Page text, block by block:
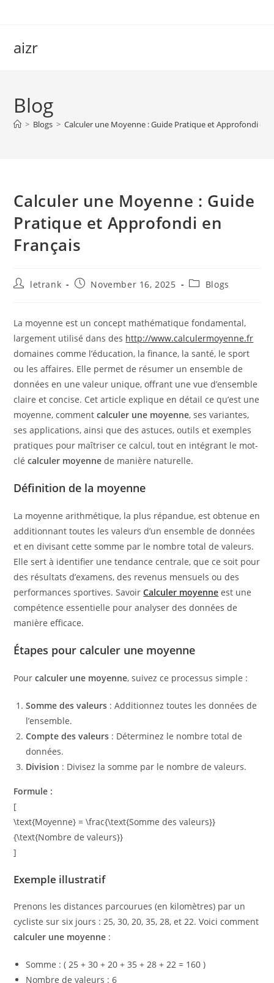
aizr
Blog
> Blogs > Calculer une Moyenne : Guide Pratique et Approfondi en
Calculer une Moyenne : Guide
Pratique et Approfondi en
Français
Postletrank
PostNovember 16, 2025
PostBlogs
La moyenne est un concept mathématique fondamental,
largement utilisé dans des http://www.calculermoyenne.fr
domaines comme l’éducation, la finance, la santé, le sport
ou les affaires. Elle permet de résumer un ensemble de
données en une valeur unique, offrant une vue d’ensemble
claire et concise. Cet article explique en détail ce qu’est une
moyenne, commentcalculer une moyenne, ses variantes,
ses applications, ainsi que des astuces, outils et exemples
pratiques pour maîtriser ce calcul, tout en intégrant le mot-
clécalculer moyenne de manière naturelle.
Définition de la moyenne
La moyenne arithmétique, la plus répandue, est obtenue en
additionnant toutes les valeurs d’un ensemble de données
et en divisant cette somme par le nombre total de valeurs.
Elle sert à identifier une tendance centrale, que ce soit pour
des résultats d’examens, des revenus mensuels ou des
performances sportives. SavoirCalculer moyenne est une
compétence essentielle pour analyser des données de
manière efficace.
Étapes pour calculer une moyenne
Pourcalculer une moyenne, suivez ce processus simple :
Somme des valeurs : Additionnez toutes les données de
l’ensemble.
Compte des valeurs : Déterminez le nombre total de
données.
Division : Divisez la somme par le nombre de valeurs.
Formule :
[
\text{Moyenne} = \frac{\text{Somme des valeurs}}
{\text{Nombre de valeurs}}
]
Exemple illustratif
Prenons les distances parcourues (en kilomètres) par un
cycliste sur six jours : 25, 30, 20, 35, 28, et 22. Voici comment
calculer une moyenne :
Somme : ( 25 + 30 + 20 + 35 + 28 + 22 = 160 )
Nombre de valeurs : 6